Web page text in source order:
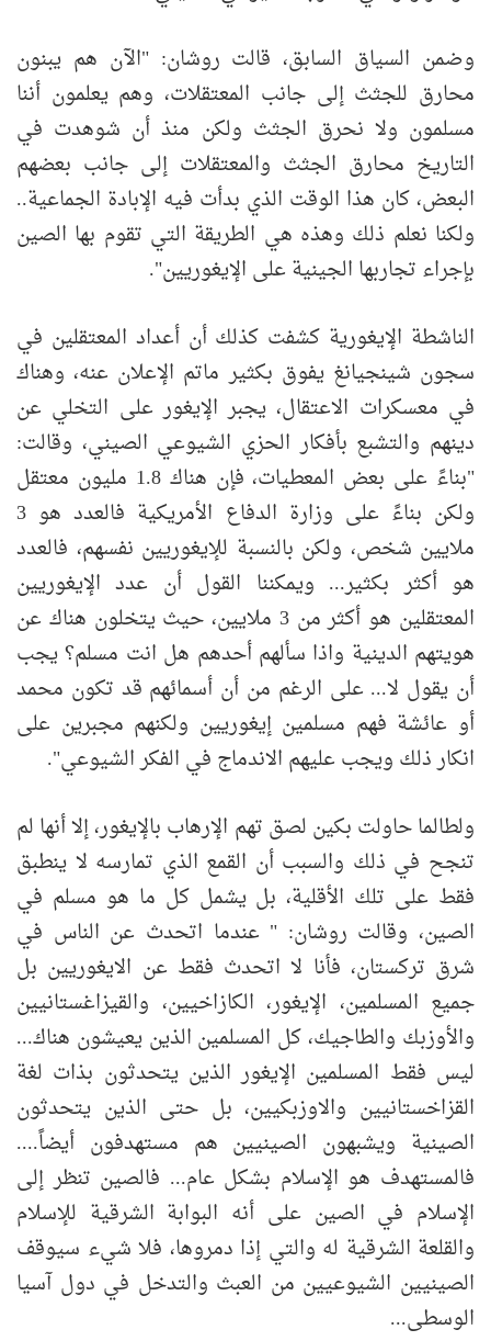
وضمن السياق السابق، قالت روشان: "الآن هم يبنون
محارق للجثث إلى جانب المعتقلات، وهم يعلمون أننا
مسلمون ولا نحرق الجثث ولكن منذ أن شوهدت في
التاريخ محارق الجثث والمعتقلات إلى جانب بعضهم
البعض، كان هذا الوقت الذي بدأت فيه الإبادة الجماعية..
ولكنا نعلم ذلك وهذه هي الطريقة التي تقوم بها الصين
بإجراء تجاربها الجينية على الإيغوريين".
الناشطة الإيغورية كشفت كذلك أن أعداد المعتقلين في
سجون شينجيانغ يفوق بكثير ماتم الإعلان عنه، وهناك
في معسكرات الاعتقال، يجبر الإيغور على التخلي عن
دينهم والتشبع بأفكار الحزي الشيوعي الصيني، وقالت:
"بناءً على بعض المعطيات، فإن هناك 1.8 مليون معتقل
ولكن بناءً على وزارة الدفاع الأمريكية فالعدد هو 3
ملايين شخص، ولكن بالنسبة للإيغوريين نفسهم، فالعدد
هو أكثر بكثير... ويمكننا القول أن عدد الإيغوريين
المعتقلين هو أكثر من 3 ملايين، حيث يتخلون هناك عن
هويتهم الدينية واذا سألهم أحدهم هل انت مسلم؟ يجب
أن يقول لا... على الرغم من أن أسمائهم قد تكون محمد
أو عائشة فهم مسلمين إيغوريين ولكنهم مجبرين على
انكار ذلك ويجب عليهم الاندماج في الفكر الشيوعي".
ولطالما حاولت بكين لصق تهم الإرهاب بالإيغور، إلا أنها لم
تنجح في ذلك والسبب أن القمع الذي تمارسه لا ينطبق
فقط على تلك الأقلية، بل يشمل كل ما هو مسلم في
الصين، وقالت روشان: " عندما اتحدث عن الناس في
شرق تركستان، فأنا لا اتحدث فقط عن الايغوريين بل
جميع المسلمين، الإيغور، الكازاخيين، والقيزاغستانيين
والأوزبك والطاجيك، كل المسلمين الذين يعيشون هناك...
ليس فقط المسلمين الإيغور الذين يتحدثون بذات لغة
القزاخستانيين والاوزبكيين، بل حتى الذين يتحدثون
الصينية ويشبهون الصينيين هم مستهدفون أيضاً....
فالمستهدف هو الإسلام بشكل عام... فالصين تنظر إلى
الإسلام في الصين على أنه البوابة الشرقية للإسلام
والقلعة الشرقية له والتي إذا دمروها، فلا شيء سيوقف
الصينيين الشيوعيين من العبث والتدخل في دول آسيا
الوسطى...